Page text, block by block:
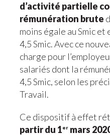
d’activité partielle
rémunération brute
moins égale au Smic
4,5 Smic. Avec ce
charge pour
salariés dont la
4,5 Smic, selon les
Travail.
Ce dispositif à effet
partir du 1er mars